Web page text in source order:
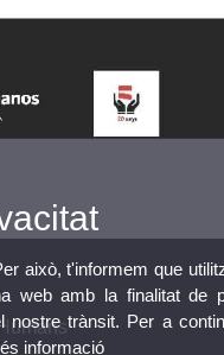
això, t'informem que
web amb la finalitat de
trànsit. Per a
informació